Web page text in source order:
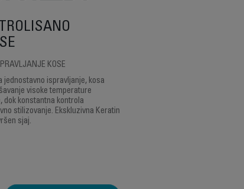
KOSE
jednostavno ispravljanje, kosa
visoke temperature
dok konstantna kontrola
stilizovanje. Ekskluzivna Keratin
sjaj.